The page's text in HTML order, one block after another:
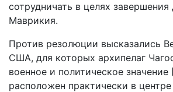
сотрудничать в целях
Маврикия.
Против резолюции высказались
США, для которых архипелаг
военное и политическое значение
расположен практически в